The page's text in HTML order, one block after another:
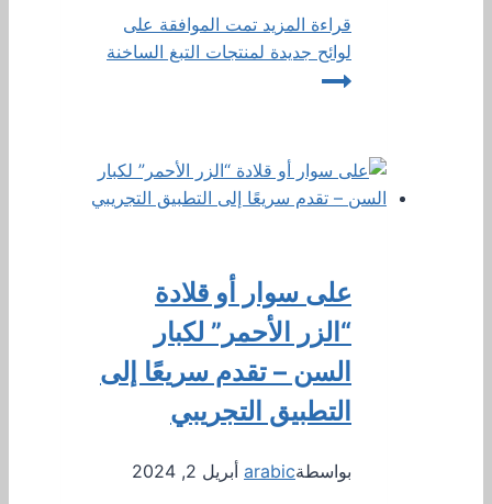
قراءة المزيد تمت الموافقة على
لوائح جديدة لمنتجات التبغ الساخنة
على سوار أو قلادة
“الزر الأحمر” لكبار
السن – تقدم سريعًا إلى
التطبيق التجريبي
بواسطةarabic أبريل 2, 2024